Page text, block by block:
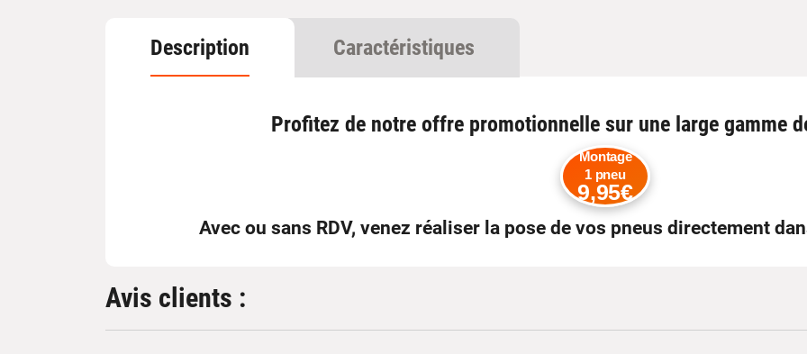
Description Caractéristiques
Profitez de notre offre promotionnelle sur une large gamme
Montage
1 pneu
9,95€
Avec ou sans RDV, venez réaliser la pose de vos pneus directement
Avis clients :